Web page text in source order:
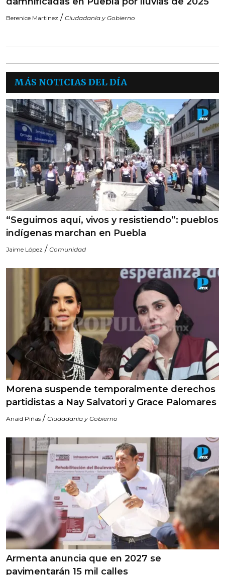
Berenice Martinez / Ciudadanía y Gobierno
MÁS NOTICIAS DEL DÍA
“Seguimos aquí, vivos y resistiendo”: pueblos
indígenas marchan en Puebla
Jaime López / Comunidad
Morena suspende temporalmente derechos
partidistas a Nay Salvatori y Grace Palomares
Anaid Piñas / Ciudadanía y Gobierno
Armenta anuncia que en 2027 se
pavimentarán 15 mil calles